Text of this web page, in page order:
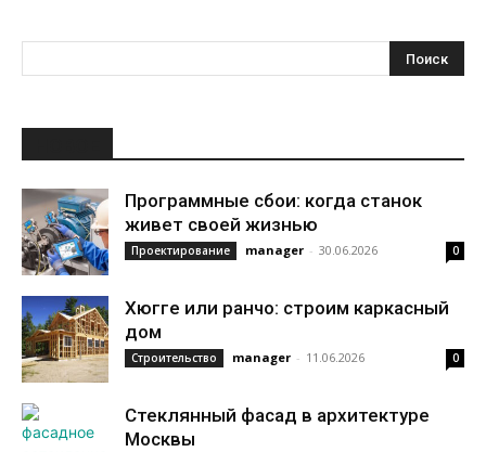
Программные сбои: когда станок
живет своей жизнью
Проектирование manager - 30.06.2026 0
Хюгге или ранчо: строим каркасный
дом
Строительство manager - 11.06.2026 0
Стеклянный фасад в архитектуре
Москвы